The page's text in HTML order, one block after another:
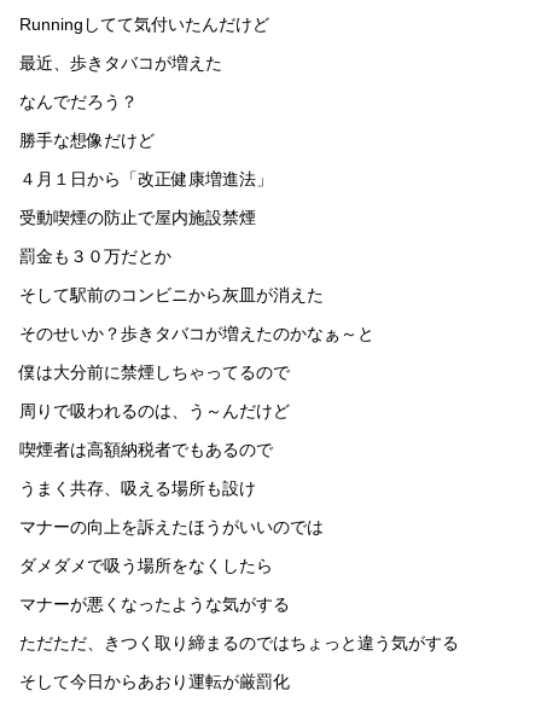
Runningしてて気付いたんだけど
最近、歩きタバコが増えた
なんでだろう？
勝手な想像だけど
４月１日から「改正健康増進法」
受動喫煙の防止で屋内施設禁煙
罰金も３０万だとか
そして駅前のコンビニから灰皿が消えた
そのせいか？歩きタバコが増えたのかなぁ～と
僕は大分前に禁煙しちゃってるので
周りで吸われるのは、う～んだけど
喫煙者は高額納税者でもあるので
うまく共存、吸える場所も設け
マナーの向上を訴えたほうがいいのでは
ダメダメで吸う場所をなくしたら
マナーが悪くなったような気がする
ただただ、きつく取り締まるのではちょっと違う気がする
そして今日からあおり運転が厳罰化